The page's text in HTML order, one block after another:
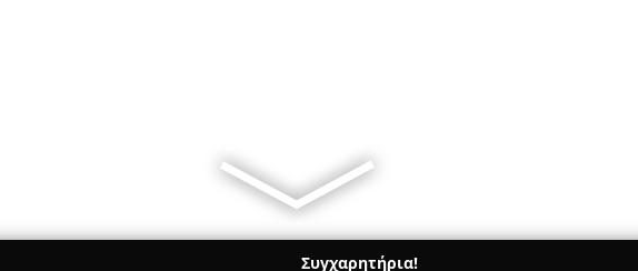
Συγχαρητήρια!